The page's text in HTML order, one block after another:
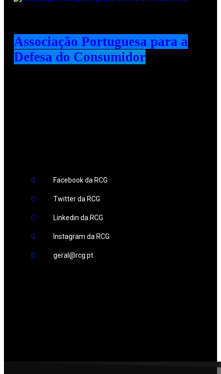
Associação Portuguesa para a
Defesa do Consumidor
Facebook da RCG
Twitter da RCG
Linkedin da RCG
Instagram da RCG
geral@rcg.pt